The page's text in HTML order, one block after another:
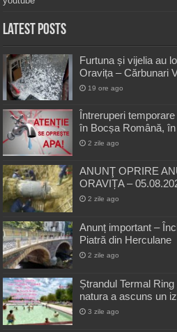
Latest Posts
Furtuna și vijelia au
Oravița – Cărbunari
19 ore ago
Întreruperi
în Bocșa Română,
2 zile ago
ANUNŢ OPRIRE
ORAVIȚA –
2 zile ago
Anunț important –
Piatră din Herculane
2 zile ago
Ștrandul Termal
natura a ascuns un
3 zile ago